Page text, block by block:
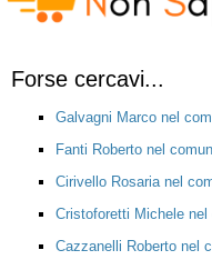
Forse cercavi...
Galvagni Marco nel
Fanti Roberto nel
Cirivello Rosaria nel
Cristoforetti Michele
Cazzanelli Roberto nel